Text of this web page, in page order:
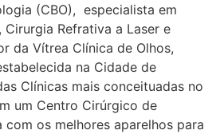
(CBO), especialista em
Refrativa a Laser e
da Vítrea Clínica de Olhos,
na Cidade de
Clínicas mais conceituadas no
um Centro Cirúrgico de
com os melhores aparelhos para